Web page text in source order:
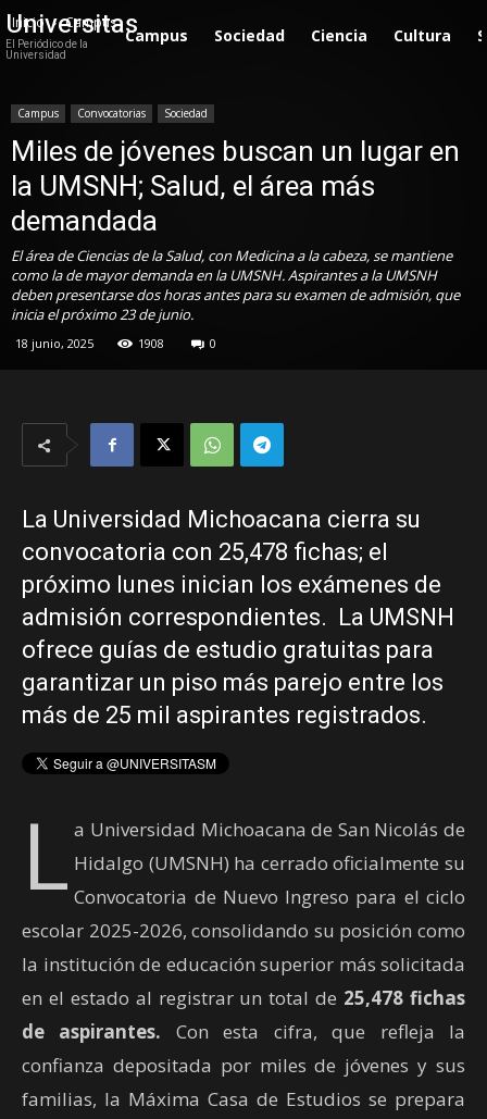
Universitas
El Periódico de la
Universidad
Campus Sociedad Ciencia Cultura
Inicio Campus
Campus Convocatorias Sociedad
Miles de jóvenes buscan un lugar en
la UMSNH; Salud, el área más
demandada
El área de Ciencias de la Salud, con Medicina a la cabeza, se mantiene
como la de mayor demanda en la UMSNH. Aspirantes a la UMSNH
deben presentarse dos horas antes para su examen de admisión, que
inicia el próximo 23 de junio.
18 junio, 2025 1908 0
La Universidad Michoacana cierra su
convocatoria con 25,478 fichas; el
próximo lunes inician los exámenes de
admisión correspondientes. La UMSNH
ofrece guías de estudio gratuitas para
garantizar un piso más parejo entre los
más de 25 mil aspirantes registrados.
L a Universidad Michoacana de San Nicolás de
Hidalgo (UMSNH) ha cerrado oficialmente su
Convocatoria de Nuevo Ingreso para el ciclo
escolar 2025-2026, consolidando su posición como
la institución de educación superior más solicitada
en el estado al registrar un total de 25,478 fichas
de aspirantes. Con esta cifra, que refleja la
confianza depositada por miles de jóvenes y sus
familias, la Máxima Casa de Estudios se prepara